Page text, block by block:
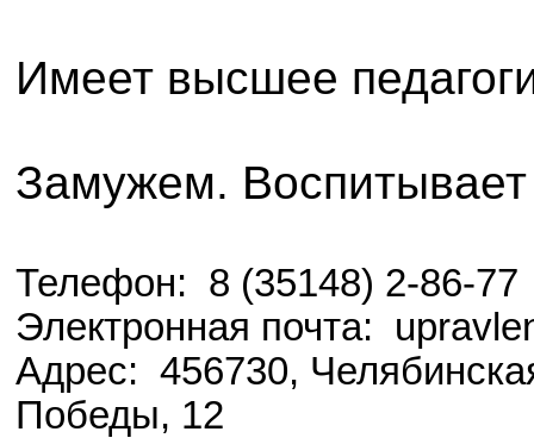
Имеет высшее
Замужем. Воспитывает
Телефон: 8 (35148) 2-86-77
Электронная почта:
Адрес: 456730,
Победы, 12